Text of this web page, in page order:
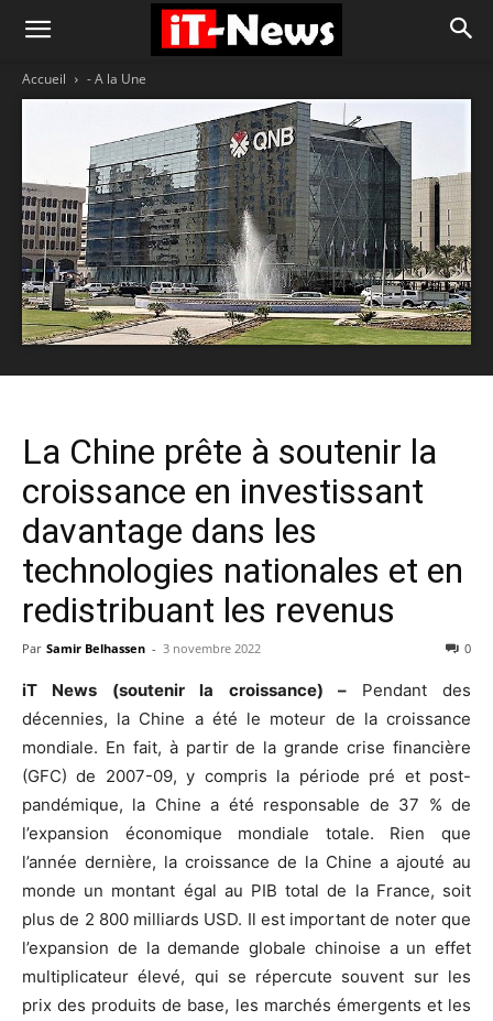
Accueil - A la Une
La Chine prête à soutenir la
croissance en investissant
davantage dans les
technologies nationales et en
redistribuant les revenus
Par Samir Belhassen - 3 novembre 2022 0
iT News (soutenir la croissance) – Pendant des
décennies, la Chine a été le moteur de la croissance
mondiale. En fait, à partir de la grande crise financière
(GFC) de 2007-09, y compris la période pré et post-
pandémique, la Chine a été responsable de 37 % de
l’expansion économique mondiale totale. Rien que
l’année dernière, la croissance de la Chine a ajouté au
monde un montant égal au PIB total de la France, soit
plus de 2 800 milliards USD. Il est important de noter que
l’expansion de la demande globale chinoise a un effet
multiplicateur élevé, qui se répercute souvent sur les
prix des produits de base, les marchés émergents et les